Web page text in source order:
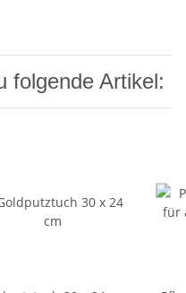
folgende Artikel: